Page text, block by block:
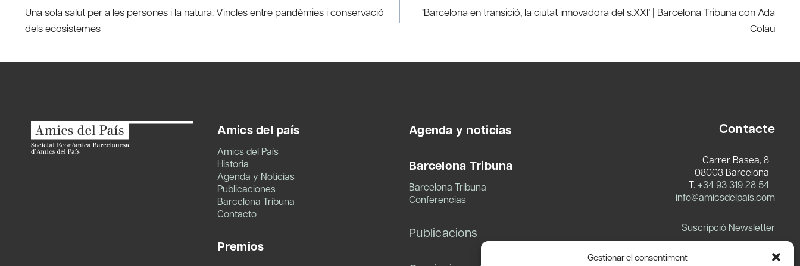
Gestionar el consentiment
de
entradas
Una sola salut per a les persones i la natura. Vincles entre pandèmies i conservació
dels ecosistemes
‘Barcelona en transició, la ciutat innovadora del s.XXI’ | Barcelona Tribuna con Ada
Colau
Amics del país
Amics del País
Historia
Agenda y Noticias
Publicaciones
Barcelona Tribuna
Contacto
Premios
Agenda y noticias
Barcelona Tribuna
Barcelona Tribuna
Conferencias
Publicacions
Contacte
Carrer Basea, 8
08003 Barcelona
T. +34 93 319 28 54
info@amicsdelpais.com
Suscripció Newsletter
YouTube